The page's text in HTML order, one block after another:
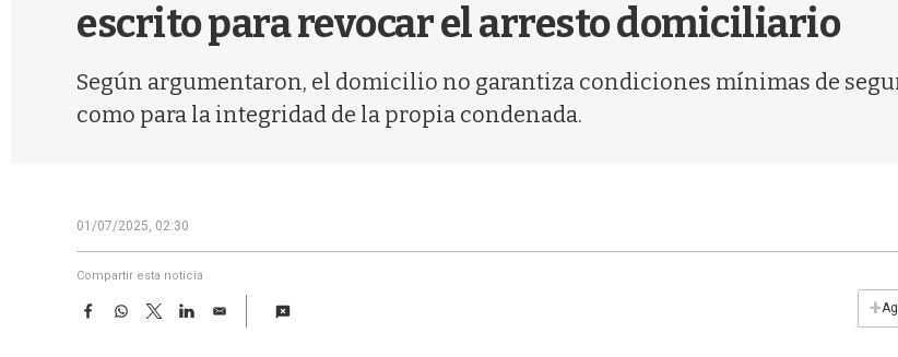
escrito para revocar el arresto domiciliario
Según argumentaron, el domicilio no garantiza condiciones mínimas de
como para la integridad de la propia condenada.
01/07/2025, 02:30
Compartir esta noticia
F
W
T
w
L
E
+